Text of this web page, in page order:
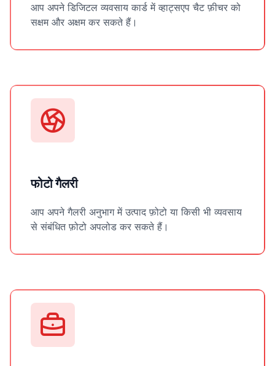
आप अपने डिजिटल व्यवसाय कार्ड में व्हाट्सएप चैट फ़ीचर को
सक्षम और अक्षम कर सकते हैं।
फोटो गैलरी
आप अपने गैलरी अनुभाग में उत्पाद फ़ोटो या किसी भी व्यवसाय
से संबंधित फ़ोटो अपलोड कर सकते हैं।